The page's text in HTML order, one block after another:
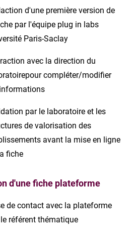
d'une première version de
par l'équipe plug in labs
Paris-Saclay
avec la direction du
compléter/modifier
par le laboratoire et les
de valorisation des
avant la mise en ligne
fiche
d'une fiche plateforme
de contact avec la plateforme
référent thématique